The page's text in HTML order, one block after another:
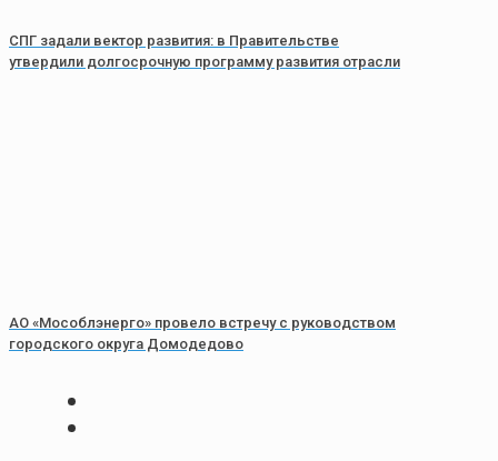
СПГ задали вектор развития: в Правительстве
утвердили долгосрочную программу развития отрасли
АО «Мособлэнерго» провело встречу с руководством
городского округа Домодедово